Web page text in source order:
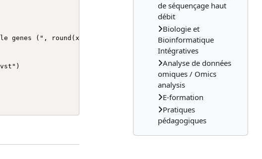
de séquençage haut
débit
Biologie et
Bioinformatique
Intégratives
Analyse de données
omiques / Omics
analysis
E-formation
Pratiques
pédagogiques